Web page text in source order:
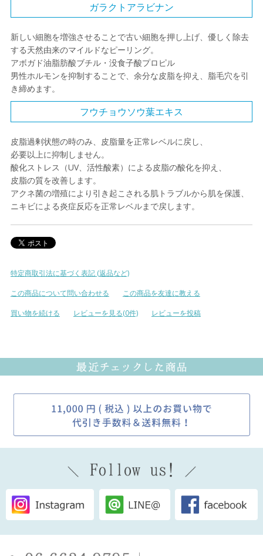
ガラクトアラビナン
新しい細胞を増強させることで古い細胞を押し上げ、優しく除去
する天然由来のマイルドなピーリング。
アボガド油脂肪酸ブチル・没食子酸プロピル
男性ホルモンを抑制することで、余分な皮脂を抑え、脂毛穴を引
き締めます。
フウチョウソウ葉エキス
皮脂過剰状態の時のみ、皮脂量を正常レベルに戻し、
必要以上に抑制しません。
酸化ストレス（UV、活性酸素）による皮脂の酸化を抑え、
皮脂の質を改善します。
アクネ菌の増殖により引き起こされる肌トラブルから肌を保護、
ニキビによる炎症反応を正常レベルまで戻します。
特定商取引法に基づく表記 (返品など)
この商品について問い合わせる
この商品を友達に教える
買い物を続ける
レビューを見る(0件) レビューを投稿